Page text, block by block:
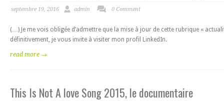
septembre 19, 2016 admin 0 Comment
(…) Je me vois obligée d’admettre que la mise à jour de cette rubrique «
définitivement, je vous invite à visiter mon profil LinkedIn.
read more →
This Is Not A love Song 2015, le documentaire